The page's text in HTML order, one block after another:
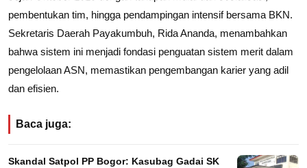
pembentukan tim, hingga pendampingan intensif bersama BKN.
Sekretaris Daerah Payakumbuh, Rida Ananda, menambahkan
bahwa sistem ini menjadi fondasi penguatan sistem merit dalam
pengelolaan ASN, memastikan pengembangan karier yang adil
dan efisien.
Baca juga:
Skandal Satpol PP Bogor: Kasubag Gadai SK